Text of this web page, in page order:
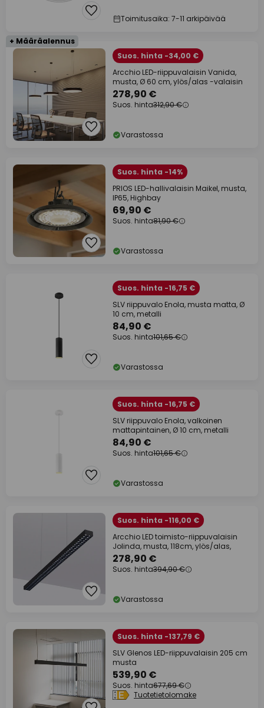
Toimitusaika: 7-11 arkipäivää
+ Määräalennus
Suos. hinta -34,00 €
Arcchio LED-riippuvalaisin Vanida,
musta, Ø 60 cm, ylös/alas -valaisin
278,90 €
Suos. hinta312,90 €
Varastossa
Suos. hinta -14%
PRIOS LED-hallivalaisin Maikel, musta,
IP65, Highbay
69,90 €
Suos. hinta81,90 €
Varastossa
Suos. hinta -16,75 €
SLV riippuvalo Enola, musta matta, Ø
10 cm, metalli
84,90 €
Suos. hinta101,65 €
Varastossa
Suos. hinta -16,75 €
SLV riippuvalo Enola, valkoinen
mattapintainen, Ø 10 cm, metalli
84,90 €
Suos. hinta101,65 €
Varastossa
Suos. hinta -116,00 €
Arcchio LED toimisto-riippuvalaisin
Jolinda, musta, 118cm, ylös/alas,
278,90 €
Suos. hinta394,90 €
Varastossa
Suos. hinta -137,79 €
SLV Glenos LED-riippuvalaisin 205 cm
musta
539,90 €
Suos. hinta677,69 €
Tuotetietolomake